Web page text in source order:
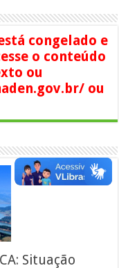
congelado e
o conteúdo
ou
ou
Situação